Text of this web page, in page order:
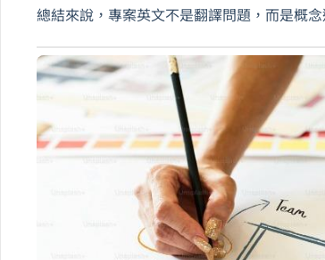
總結來說，專案英文不是翻譯問題，而是概念